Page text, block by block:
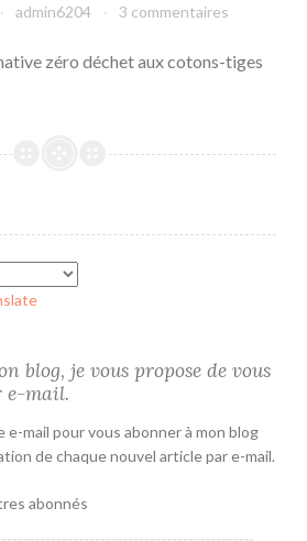
admin6204 3 commentaires
zéro déchet aux cotons-tiges
blog, je vous propose de vous
e-mail.
e-mail pour vous abonner à mon blog
de chaque nouvel article par e-mail.
abonnés